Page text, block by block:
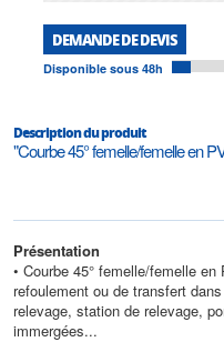
DEMANDE DE DEVIS
Disponible sous 48h
Description du produit
"Courbe 45° femelle/femelle en
Présentation
• Courbe 45° femelle/femelle
refoulement ou de transfert
relevage, station de relevage,
immergées...